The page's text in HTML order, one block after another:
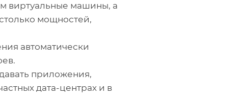
виртуальные машины, а
мощностей,
автоматически
приложения,
дата-центрах и в